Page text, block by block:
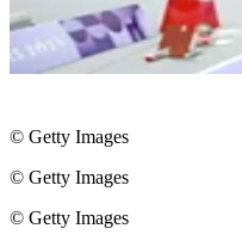
© Getty Images
© Getty Images
© Getty Images